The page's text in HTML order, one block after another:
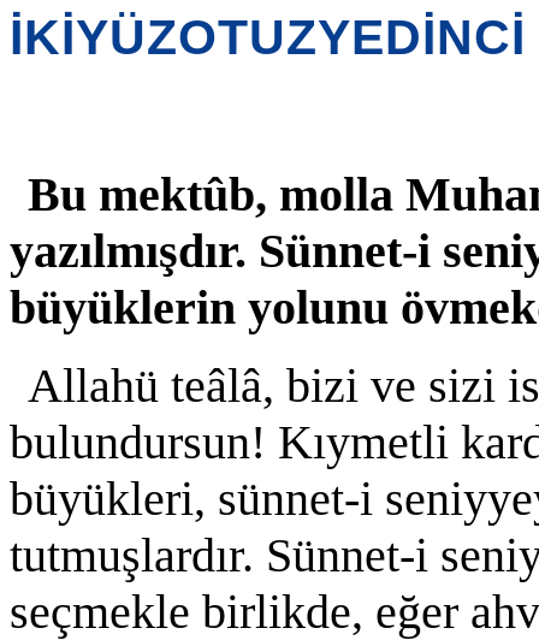
Bu mektûb, molla
yazılmışdır. Sünnet-i
büyüklerin yolunu
Allahü teâlâ, bizi ve sizi
bulundursun! Kıymetli
büyükleri, sünnet-i
tutmuşlardır. Sünnet-i
seçmekle birlikde, eğer